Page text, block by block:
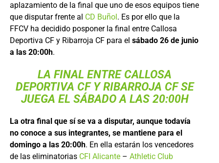
aplazamiento de la final que uno de esos equipos tiene
que disputar frente al CD Buñol. Es por ello que la
FFCV ha decidido posponer la final entre Callosa
Deportiva CF y Ribarroja CF para el sábado 26 de junio
a las 20:00h.
LA FINAL ENTRE CALLOSA
DEPORTIVA CF Y RIBARROJA CF SE
JUEGA EL SÁBADO A LAS 20:00H
La otra final que sí se va a disputar, aunque todavía
no conoce a sus integrantes, se mantiene para el
domingo a las 20:00h. En ella estarán los vencedores
de las eliminatorias CFI Alicante – Athletic Club